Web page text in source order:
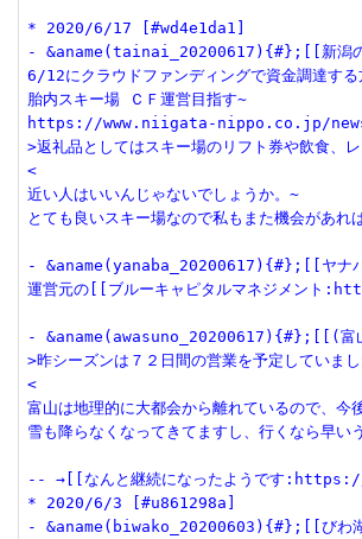
* 2020/6/17 [#wd4e1da1]
- &aname(tainai_20200617){#};[[新潟の
6/12にクラウドファンディングで資金調達す
胎内スキー場 ＣＦ運営目指す~
https://www.niigata-nippo.co.jp/
>返礼品としてはスキー場のリフト券や飲食、
<
近い人はいいんじゃないでしょうか。~
とても良いスキー場なので私もまた機会があ
- &aname(yanaba_20200617){#};[[ヤ
運営元の[[ブルーキャピタルマネジメント
- &aname(awasuno_20200617){#};[[(富
>昨シーズンは７２日間の営業を予定していま
<
富山は地理的に大都会から離れているので、今
雪も降らなくなってきてますし、行くなら早い
-- →[[なんと継続になったようです
* 2020/6/3 [#u861298a]
- &aname(biwako_20200603){#};[[び